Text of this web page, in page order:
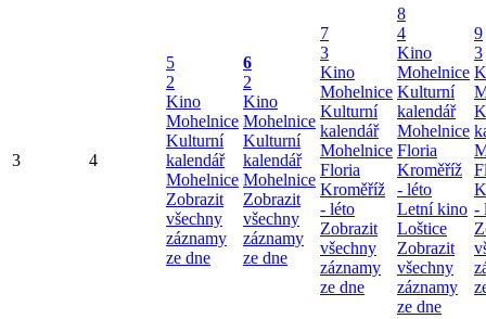
3 4
5
2
Kino
Mohelnice
Kulturní
kalendář
Mohelnice
Zobrazit
všechny
záznamy
ze dne
6
2
Kino
Mohelnice
Kulturní
kalendář
Mohelnice
Zobrazit
všechny
záznamy
ze dne
7
3
Kino
Mohelnice
Kulturní
kalendář
Mohelnice
Floria
Kroměříž
- léto
Zobrazit
všechny
záznamy
ze dne
8
4
Kino
Mohelnice
Kulturní
kalendář
Mohelnice
Floria
Kroměříž
- léto
Letní kino
Loštice
Zobrazit
všechny
záznamy
ze dne
9
3
-